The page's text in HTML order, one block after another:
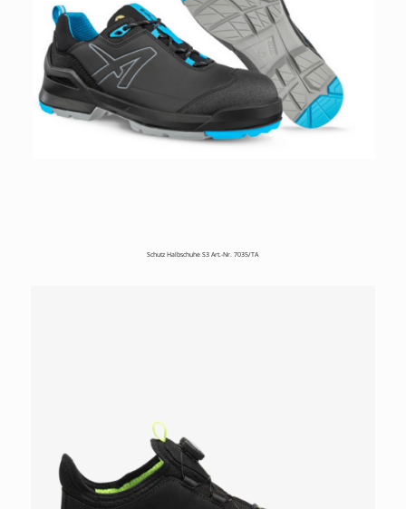
Schutz Halbschuhe S3 Art.-Nr. 7035/TA